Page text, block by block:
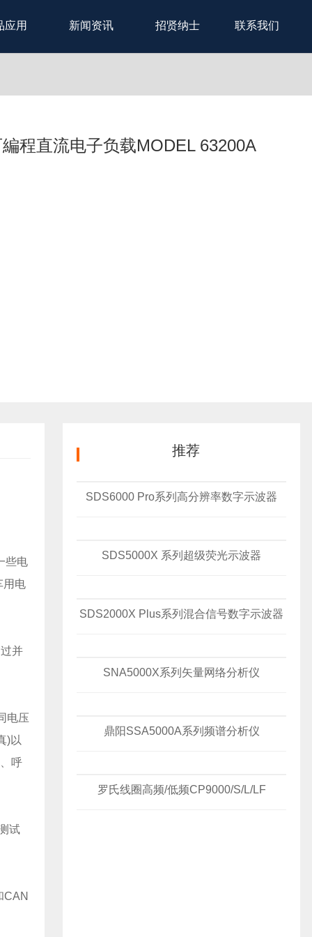
应用 新闻资讯 招贤纳士 联系我们
程直流电子负载MODEL 63200A
些电
用电
并
电压
)以
呼
试
CAN
推荐
SDS6000 Pro系列高分辨率数字示波器
SDS5000X 系列超级荧光示波器
SDS2000X Plus系列混合信号数字示波器
SNA5000X系列矢量网络分析仪
鼎阳SSA5000A系列频谱分析仪
罗氏线圈高频/低频CP9000/S/L/LF